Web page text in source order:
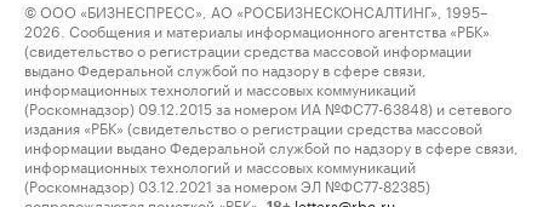
© ООО «БИЗНЕСПРЕСС», АО «РОСБИЗНЕСКОНСАЛТИНГ», 1995–
2026. Сообщения и материалы информационного агентства «РБК»
(свидетельство о регистрации средства массовой информации
выдано Федеральной службой по надзору в сфере связи,
информационных технологий и массовых коммуникаций
(Роскомнадзор) 09.12.2015 за номером ИА №ФС77-63848) и сетевого
издания «РБК» (свидетельство о регистрации средства массовой
информации выдано Федеральной службой по надзору в сфере связи,
информационных технологий и массовых коммуникаций
(Роскомнадзор) 03.12.2021 за номером ЭЛ №ФС77-82385)